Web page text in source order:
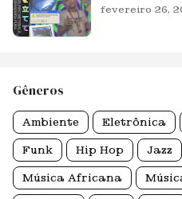
fevereiro 26,
Gêneros
Ambiente Eletrônica
Funk Hip Hop Jazz
Música Africana